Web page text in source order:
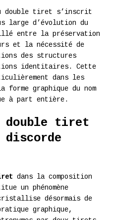
double tiret s’inscrit
large d’évolution du
entre la préservation
et la nécessité de
des structures
identitaires. Cette
dans les
graphique du nom
à part entière.
double tiret
discorde
dans la composition
un phénomène
désormais de
graphique,